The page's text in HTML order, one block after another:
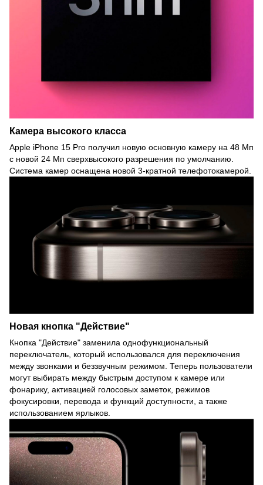
Камера высокого класса
Apple iPhone 15 Pro получил новую основную камеру на 48 Мп
с новой 24 Мп сверхвысокого разрешения по умолчанию.
Система камер оснащена новой 3-кратной телефотокамерой.
Новая кнопка "Действие"
Кнопка "Действие" заменила однофункциональный
переключатель, который использовался для переключения
между звонками и беззвучным режимом. Теперь пользователи
могут выбирать между быстрым доступом к камере или
фонарику, активацией голосовых заметок, режимов
фокусировки, перевода и функций доступности, а также
использованием ярлыков.